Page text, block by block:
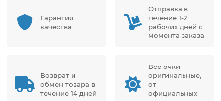
Гарантия
качества
Отправка в
течение 1-2
рабочих дней с
момента заказа
Возврат и
обмен товара в
течение 14 дней
Все очки
оригинальные,
от
официальных